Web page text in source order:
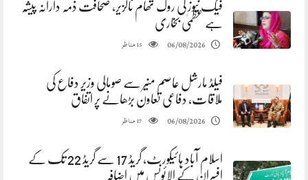
فیک نیوز کی روک تھام ناگزیر، صحافت ذمہ دارانہ پیشہ
ہے عظمیٰ بخاری
06/08/2026
15مناظر
فیلڈ مارشل عاصم منیر سے صومالی وزیر دفاع کی
ملاقات، دفاعی تعاون بڑھانے پر اتفاق
06/08/2026
17مناظر
اسلام آباد ہائیکورٹ، گریڈ 17 سے گریڈ 22 تک کے
افسران کے الائونس میں اضافہ